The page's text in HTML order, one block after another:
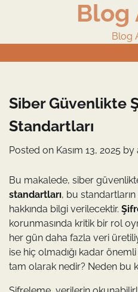
Blog
Blog
Siber Güvenlikte
Standartları
Posted on Kasım 13, 2025 by
Bu makalede, siber
standartları, bu
hakkında bilgi verilecektir.
korunmasında kritik bir rol
her gün daha fazla veri
ise hiç olmadığı kadar
tam olarak nedir? Neden bu